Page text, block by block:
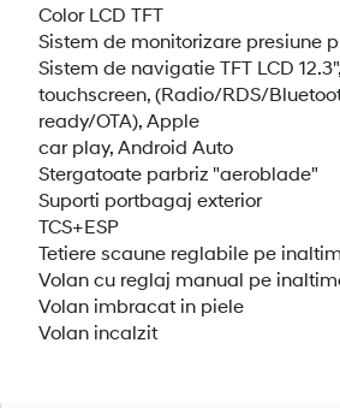
Color LCD TFT
Sistem de monitorizare presiune
Sistem de navigatie TFT LCD
touchscreen, (Radio/RDS/
ready/OTA), Apple
car play, Android Auto
Stergatoate parbriz "aeroblade"
Suporti portbagaj exterior
TCS+ESP
Tetiere scaune reglabile pe
Volan cu reglaj manual pe
Volan imbracat in piele
Volan incalzit